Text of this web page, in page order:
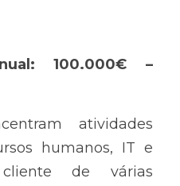
100.000€ –
atividades
humanos, IT e
de várias